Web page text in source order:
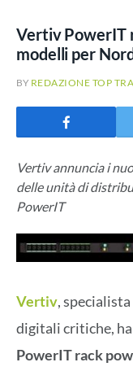
Vertiv PowerIT
modelli per
BY REDAZIONE TOP
Vertiv annuncia i
delle unità di
PowerIT
Vertiv,
digitali critiche,
PowerIT rack